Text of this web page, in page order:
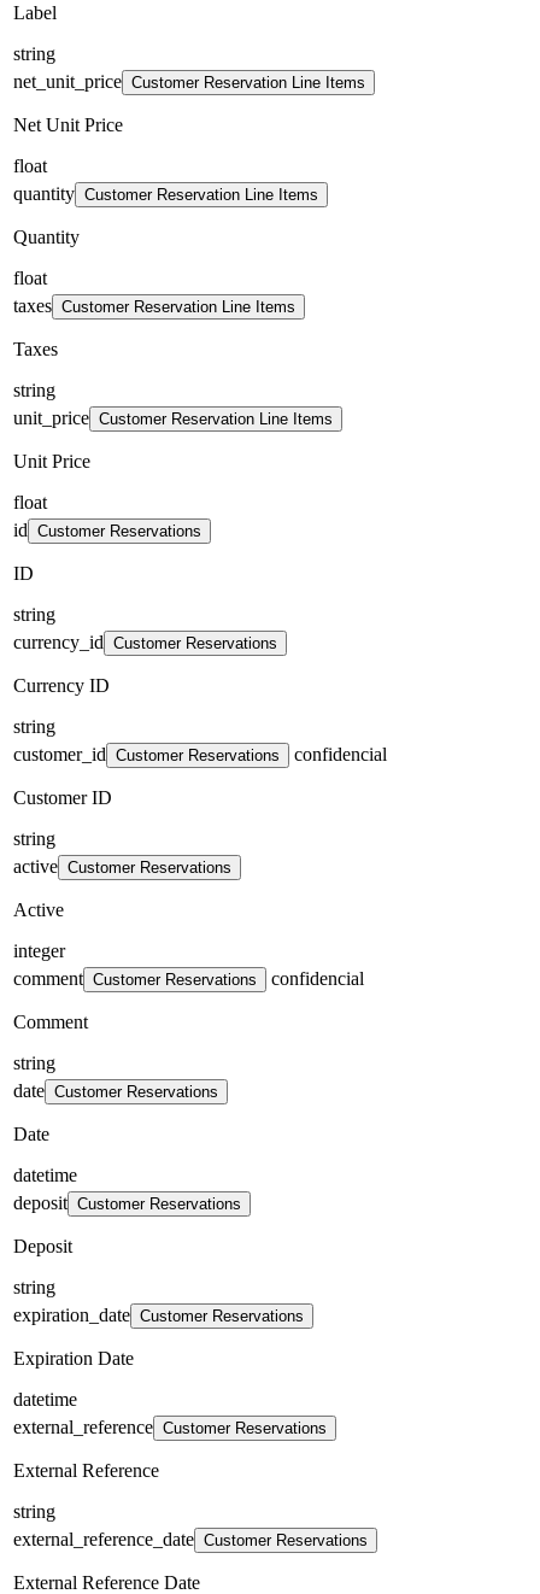
Label
string
net_unit_price Customer Reservation Line Items
Net Unit Price
float
quantity Customer Reservation Line Items
Quantity
float
taxes Customer Reservation Line Items
Taxes
string
unit_price Customer Reservation Line Items
Unit Price
float
id Customer Reservations
ID
string
currency_id Customer Reservations
Currency ID
string
customer_id Customer Reservations confidencial
Customer ID
string
active Customer Reservations
Active
integer
comment Customer Reservations confidencial
Comment
string
date Customer Reservations
Date
datetime
deposit Customer Reservations
Deposit
string
expiration_date Customer Reservations
Expiration Date
datetime
external_reference Customer Reservations
External Reference
string
external_reference_date Customer Reservations
External Reference Date